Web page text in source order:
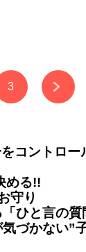
3
コントロー
める!!
守り
ひと言の質
づかない”